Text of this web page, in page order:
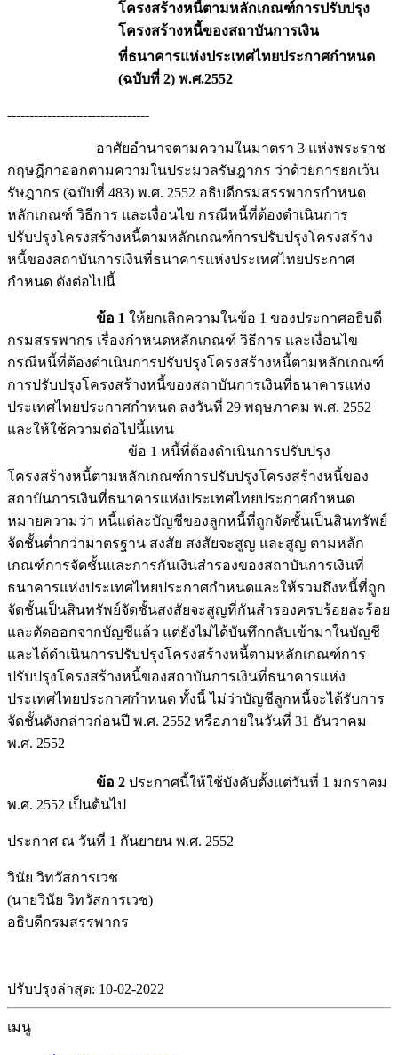
โครงสร้างหนี้ตามหลักเกณฑ์การปรับปรุง
โครงสร้างหนี้ของสถาบันการเงิน
ที่ธนาคารแห่งประเทศไทยประกาศกำหนด
(ฉบับที่ 2) พ.ศ.2552
--------------------------------
อาศัยอำนาจตามความในมาตรา 3 แห่งพระราช
กฤษฎีกาออกตามความในประมวลรัษฎากร ว่าด้วยการยกเว้น
รัษฎากร (ฉบับที่ 483) พ.ศ. 2552 อธิบดีกรมสรรพากรกำหนด
หลักเกณฑ์ วิธีการ และเงื่อนไข กรณีหนี้ที่ต้องดำเนินการ
ปรับปรุงโครงสร้างหนี้ตามหลักเกณฑ์การปรับปรุงโครงสร้าง
หนี้ของสถาบันการเงินที่ธนาคารแห่งประเทศไทยประกาศ
กำหนด ดังต่อไปนี้
ข้อ 1 ให้ยกเลิกความในข้อ 1 ของประกาศอธิบดี
กรมสรรพากร เรื่องกำหนดหลักเกณฑ์ วิธีการ และเงื่อนไข
กรณีหนี้ที่ต้องดำเนินการปรับปรุงโครงสร้างหนี้ตามหลักเกณฑ์
การปรับปรุงโครงสร้างหนี้ของสถาบันการเงินที่ธนาคารแห่ง
ประเทศไทยประกาศกำหนด ลงวันที่ 29 พฤษภาคม พ.ศ. 2552
และให้ใช้ความต่อไปนี้แทน
ข้อ 1 หนี้ที่ต้องดำเนินการปรับปรุง
โครงสร้างหนี้ตามหลักเกณฑ์การปรับปรุงโครงสร้างหนี้ของ
สถาบันการเงินที่ธนาคารแห่งประเทศไทยประกาศกำหนด
หมายความว่า หนี้แต่ละบัญชีของลูกหนี้ที่ถูกจัดชั้นเป็นสินทรัพย์
จัดชั้นต่ำกว่ามาตรฐาน สงสัย สงสัยจะสูญ และสูญ ตามหลัก
เกณฑ์การจัดชั้นและการกันเงินสำรองของสถาบันการเงินที่
ธนาคารแห่งประเทศไทยประกาศกำหนดและให้รวมถึงหนี้ที่ถูก
จัดชั้นเป็นสินทรัพย์จัดชั้นสงสัยจะสูญที่กันสำรองครบร้อยละร้อย
และตัดออกจากบัญชีแล้ว แต่ยังไม่ได้บันทึกกลับเข้ามาในบัญชี
และได้ดำเนินการปรับปรุงโครงสร้างหนี้ตามหลักเกณฑ์การ
ปรับปรุงโครงสร้างหนี้ของสถาบันการเงินที่ธนาคารแห่ง
ประเทศไทยประกาศกำหนด ทั้งนี้ ไม่ว่าบัญชีลูกหนี้จะได้รับการ
จัดชั้นดังกล่าวก่อนปี พ.ศ. 2552 หรือภายในวันที่ 31 ธันวาคม
พ.ศ. 2552
ข้อ 2 ประกาศนี้ให้ใช้บังคับตั้งแต่วันที่ 1 มกราคม
พ.ศ. 2552 เป็นต้นไป
ประกาศ ณ วันที่ 1 กันยายน พ.ศ. 2552
วินัย วิทวัสการเวช
(นายวินัย วิทวัสการเวช)
อธิบดีกรมสรรพากร
ปรับปรุงล่าสุด: 10-02-2022
เมนู